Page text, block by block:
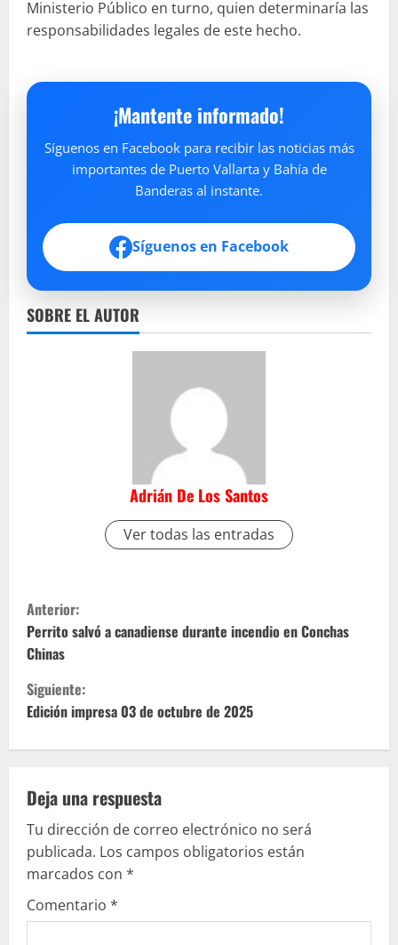
Ministerio Público en turno, quien determinaría las
responsabilidades legales de este hecho.
¡Mantente informado!
Síguenos en Facebook para recibir las noticias más
importantes de Puerto Vallarta y Bahía de
Banderas al instante.
Síguenos en Facebook
SOBRE EL AUTOR
Adrián De Los Santos
Ver todas las entradas
S
i
g
u
e
l
e
y
e
Anterior:
Perrito salvó a canadiense durante incendio en Conchas
Chinas
Siguiente:
Edición impresa 03 de octubre de 2025
Deja una respuesta
Tu dirección de correo electrónico no será
publicada. Los campos obligatorios están
marcados con *
Comentario *